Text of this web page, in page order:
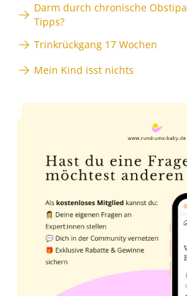
Darm durch chronische
Tipps?
Trinkrückgang 17 Wochen
Mein Kind isst nichts